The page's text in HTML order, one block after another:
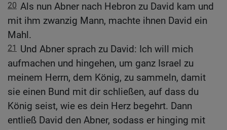
20 Als nun Abner nach Hebron zu David kam und
mit ihm zwanzig Mann, machte ihnen David ein
Mahl.
21
Und Abner sprach zu David: Ich will mich
aufmachen und hingehen, um ganz Israel zu
meinem Herrn, dem König, zu sammeln, damit
sie einen Bund mit dir schließen, auf dass du
König seist, wie es dein Herz begehrt. Dann
entließ David den Abner, sodass er hinging mit